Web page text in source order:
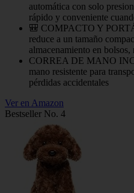
automática con solo
rápido y conveniente
🎒 COMPACTO Y
reduce a un tamaño
almacenamiento en
CORREA DE MANO
mano resistente para
pérdidas accidentales
Ver en Amazon
Bestseller No. 4